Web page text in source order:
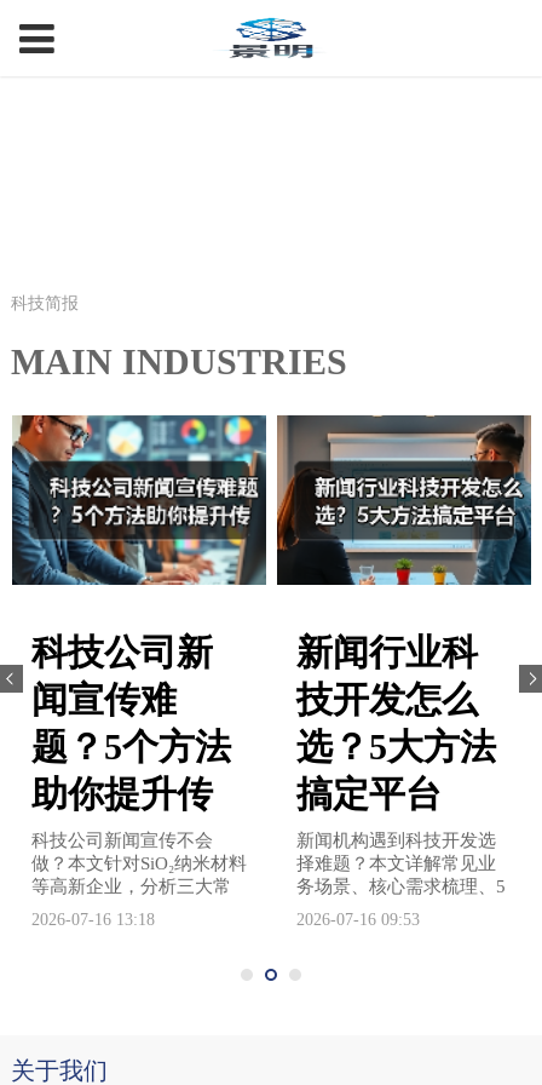
科技简报
MAIN INDUSTRIES
科技公司新
闻宣传难
题？5个方法
助你提升传
科技公司新闻宣传不会
做？本文针对SiO₂纳米材料
等高新企业，分析三大常
见场景与选择要点，分......
2026-07-16 13:18
新闻行业科
技开发怎么
选？5大方法
搞定平台
新闻机构遇到科技开发选
择难题？本文详解常见业
务场景、核心需求梳理、5
大筛选方法及合作注意
2026-07-16 09:53
关于我们